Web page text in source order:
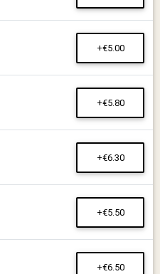
+€5.00
+€5.80
+€6.30
+€5.50
+€6.50